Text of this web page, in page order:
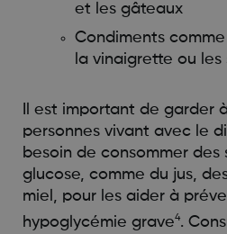
et les gâteaux
Condiments
la vinaigrette ou les
Il est important de garder
personnes vivant avec le
besoin de consommer des
glucose, comme du jus,
miel, pour les aider à
hypoglycémie grave4.